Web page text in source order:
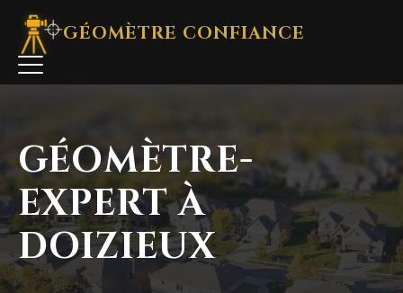
GÉOMÈTRE CONFIANCE
GÉOMÈTRE-
EXPERT À
DOIZIEUX